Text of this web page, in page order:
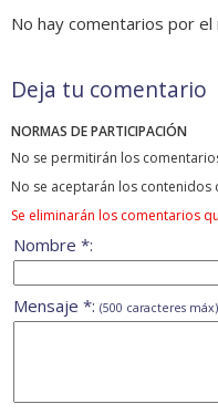
No hay comentarios por
Deja tu comentario
NORMAS DE PARTICIPACIÓN
No se permitirán los
No se aceptarán los
Se eliminarán los comentarios
Nombre *:
Mensaje *: (500 caracteres máx)